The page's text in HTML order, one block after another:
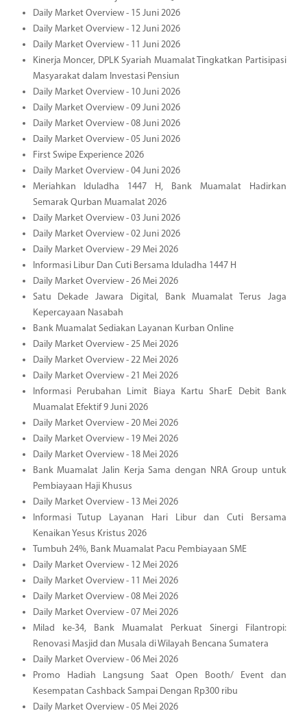
Daily Market Overview - 15 Juni 2026
Daily Market Overview - 12 Juni 2026
Daily Market Overview - 11 Juni 2026
Kinerja Moncer, DPLK Syariah Muamalat Tingkatkan Partisipasi
Masyarakat dalam Investasi Pensiun
Daily Market Overview - 10 Juni 2026
Daily Market Overview - 09 Juni 2026
Daily Market Overview - 08 Juni 2026
Daily Market Overview - 05 Juni 2026
First Swipe Experience 2026
Daily Market Overview - 04 Juni 2026
Meriahkan Iduladha 1447 H, Bank Muamalat Hadirkan
Semarak Qurban Muamalat 2026
Daily Market Overview - 03 Juni 2026
Daily Market Overview - 02 Juni 2026
Daily Market Overview - 29 Mei 2026
Informasi Libur Dan Cuti Bersama Iduladha 1447 H
Daily Market Overview - 26 Mei 2026
Satu Dekade Jawara Digital, Bank Muamalat Terus Jaga
Kepercayaan Nasabah
Bank Muamalat Sediakan Layanan Kurban Online
Daily Market Overview - 25 Mei 2026
Daily Market Overview - 22 Mei 2026
Daily Market Overview - 21 Mei 2026
Informasi Perubahan Limit Biaya Kartu SharE Debit Bank
Muamalat Efektif 9 Juni 2026
Daily Market Overview - 20 Mei 2026
Daily Market Overview - 19 Mei 2026
Daily Market Overview - 18 Mei 2026
Bank Muamalat Jalin Kerja Sama dengan NRA Group untuk
Pembiayaan Haji Khusus
Daily Market Overview - 13 Mei 2026
Informasi Tutup Layanan Hari Libur dan Cuti Bersama
Kenaikan Yesus Kristus 2026
Tumbuh 24%, Bank Muamalat Pacu Pembiayaan SME
Daily Market Overview - 12 Mei 2026
Daily Market Overview - 11 Mei 2026
Daily Market Overview - 08 Mei 2026
Daily Market Overview - 07 Mei 2026
Milad ke-34, Bank Muamalat Perkuat Sinergi Filantropi:
Renovasi Masjid dan Musala di Wilayah Bencana Sumatera
Daily Market Overview - 06 Mei 2026
Promo Hadiah Langsung Saat Open Booth/ Event dan
Kesempatan Cashback Sampai Dengan Rp300 ribu
Daily Market Overview - 05 Mei 2026